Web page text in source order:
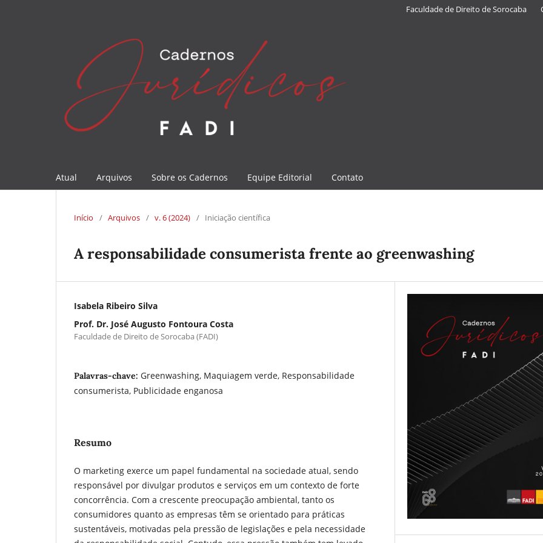
Atual Arquivos Sobre os Cadernos Equipe Editorial Contato
Faculdade de Direito de Sorocaba
Início / Arquivos / v. 6 (2024) / Iniciação científica
A responsabilidade consumerista frente ao greenwashing
Isabela Ribeiro Silva
Prof. Dr. José Augusto Fontoura Costa
Faculdade de Direito de Sorocaba (FADI)
Palavras-chave: Greenwashing, Maquiagem verde, Responsabilidade
consumerista, Publicidade enganosa
Resumo
O marketing exerce um papel fundamental na sociedade atual, sendo
responsável por divulgar produtos e serviços em um contexto de forte
concorrência. Com a crescente preocupação ambiental, tanto os
consumidores quanto as empresas têm se orientado para práticas
sustentáveis, motivadas pela pressão de legislações e pela necessidade